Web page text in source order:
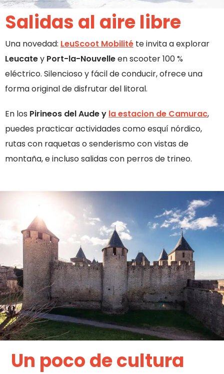
Salidas al aire libre
Una novedad: LeuScoot Mobilité te invita a explorar
Leucatey Port-la-Nouvelleen scooter 100 %
eléctrico. Silencioso y fácil de conducir, ofrece una
forma original de disfrutar del litoral.
En los Pirineos del Aude y la estacion de Camurac,
puedes practicar actividades como esquí nórdico,
rutas con raquetas o senderismo con vistas de
montaña, e incluso salidas con perros de trineo.
Un poco de cultura